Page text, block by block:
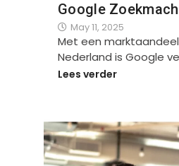
Google
May 11, 2025
Met een
Nederland is Google
Lees verder